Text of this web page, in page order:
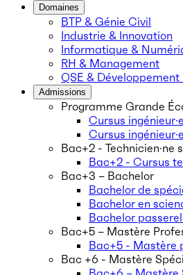
Domaines
BTP & Génie Civil
Industrie & Innovation
Informatique &
RH & Management
QSE & Développement
Admissions
Programme Grande
Cursus
Cursus
Bac+2 - Technicien·ne
Bac+2 - Cursus
Bac+3 – Bachelor
Bachelor de
Bachelor en
Bachelor
Bac+5 – Mastère
Bac+5 - Mastère
Bac +6 - Mastère